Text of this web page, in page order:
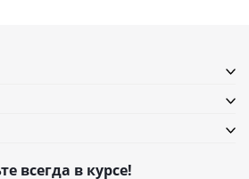
всегда в курсе!